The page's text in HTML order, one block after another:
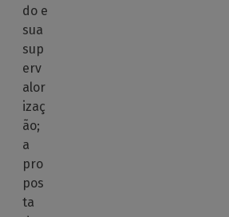
do e
sua
sup
erv
alor
izaç
ão;
a
pro
pos
ta